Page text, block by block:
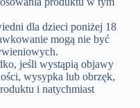
dla dzieci poniżej 18
mogą nie być
jeśli wystąpią objawy
wysypka lub obrzęk,
i natychmiast